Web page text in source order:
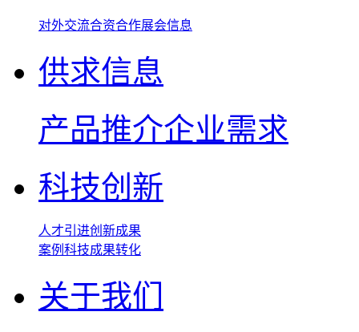
对外交流合资合作展会信息
供求信息
产品推介企业需求
科技创新
人才引进创新成果
案例 科技成果转化
关于我们